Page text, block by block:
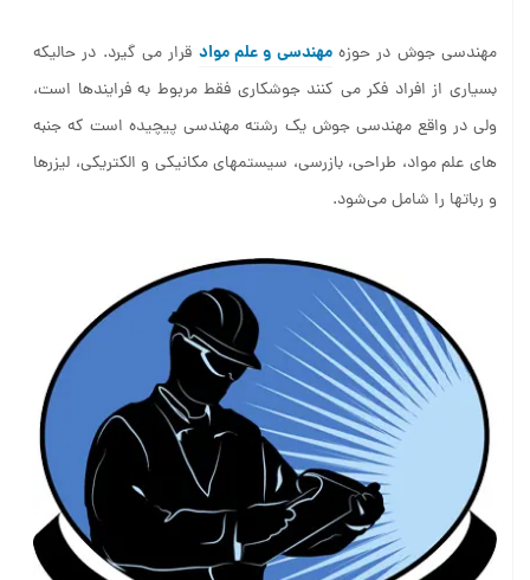
مهندسی جوش در حوزهمهندسی و علم مواد قرار می گیرد. در حالیکه
بسیاری از افراد فکر می کنند جوشکاری فقط مربوط به فرایندها است،
ولی در واقع مهندسی جوش یک رشته مهندسی پیچیده است که جنبه
های علم مواد، طراحی، بازرسی، سیستمهای مکانیکی و الکتریکی، لیزرها
و رباتها را شامل می‌شود.